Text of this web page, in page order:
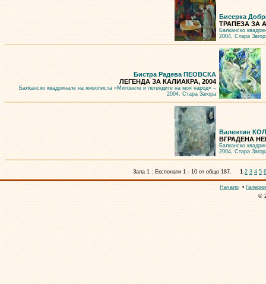
Бисерка
ТРАПЕЗА ЗА
Балканско
2004, Стара
Бистра Радева ПЕОВСКА
ЛЕГЕНДА ЗА КАЛИАКРА, 2004
Балканско квадринале на живописта «Митовете и легендите на моя народ» –
2004, Стара Загора
Валентин
ВГРАДЕНА
Балканско
2004, Стара
Зала 1 : Експонати 1 - 10 от общо 187. 1 2 3 4 5 6
Начало • Галерии
©